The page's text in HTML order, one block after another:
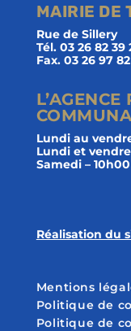
MAIRIE DE
Rue de Sillery
Tél. 03 26 82 39
Fax. 03 26 97
L’AGENCE
Lundi au
Lundi et
Samedi –
Réalisation du
Mentions
Politique de
Politique de